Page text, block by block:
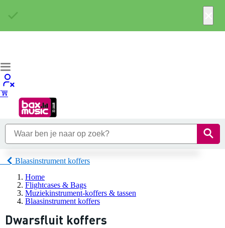
Blaasinstrument koffers
Home
Flightcases & Bags
Muziekinstrument-koffers & tassen
Blaasinstrument koffers
Dwarsfluit koffers